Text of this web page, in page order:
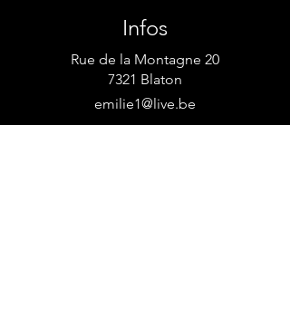
Infos
Rue de la Montagne 20
7321 Blaton
emilie1@live.be